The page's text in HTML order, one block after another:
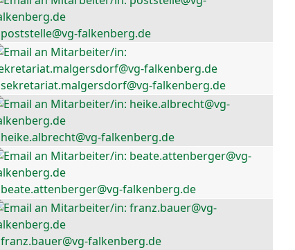
poststelle@vg-falkenberg.de
sekretariat.malgersdorf@vg-falkenberg.de
heike.albrecht@vg-falkenberg.de
beate.attenberger@vg-falkenberg.de
franz.bauer@vg-falkenberg.de